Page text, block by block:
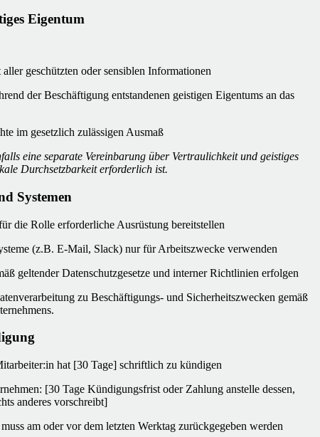
Eigentum
geschützten oder sensiblen Informationen
der Beschäftigung entstandenen geistigen Eigentums an das
im gesetzlich zulässigen Ausmaß
eine separate Vereinbarung über Vertraulichkeit und geistiges
Durchsetzbarkeit erforderlich ist.
Systemen
die Rolle erforderliche Ausrüstung bereitstellen
(z.B. E-Mail, Slack) nur für Arbeitszwecke verwenden
geltender Datenschutzgesetze und interner Richtlinien erfolgen
zu Beschäftigungs- und Sicherheitszwecken gemäß
hat [30 Tage] schriftlich zu kündigen
[30 Tage Kündigungsfrist oder Zahlung anstelle dessen,
anderes vorschreibt]
am oder vor dem letzten Werktag zurückgegeben werden